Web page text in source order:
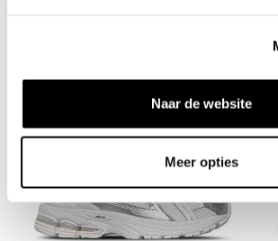
Naar de website
Meer opties
Related